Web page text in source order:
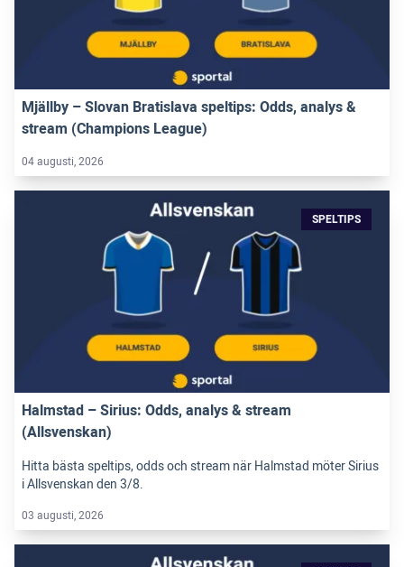
Mjällby – Slovan Bratislava speltips: Odds, analys &
stream (Champions League)
04 augusti, 2026
SPELTIPS
Halmstad – Sirius: Odds, analys & stream
(Allsvenskan)
Hitta bästa speltips, odds och stream när Halmstad möter Sirius
i Allsvenskan den 3/8.
03 augusti, 2026